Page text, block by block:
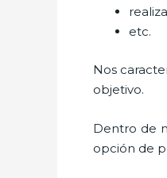
etc.
Nos
objetivo.
Dentro de
opción de